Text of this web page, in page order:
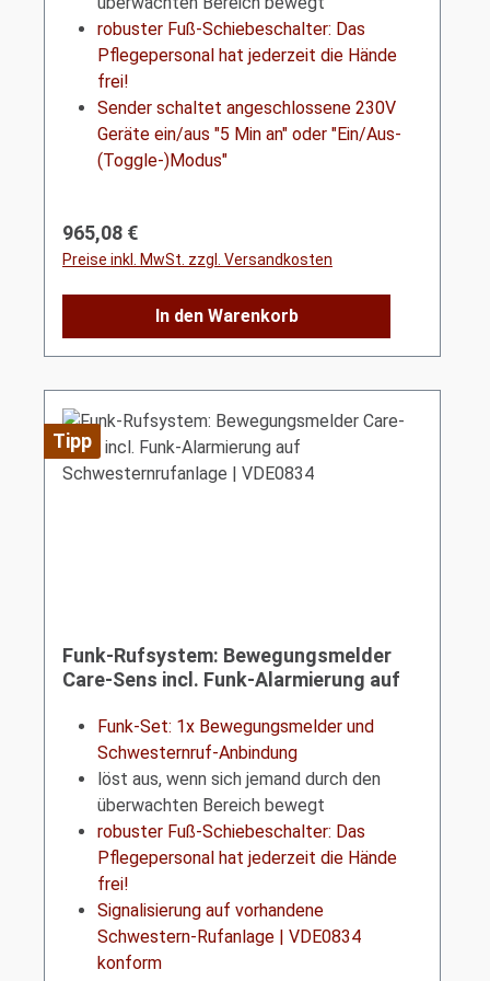
robuster Fuß-Schiebeschalter: Das
Pflegepersonal hat jederzeit die Hände
frei!
Sender schaltet angeschlossene 230V
Geräte ein/aus "5 Min an" oder "Ein/Aus-
(Toggle-)Modus"
Regulärer Preis:
965,08 €
Preise inkl. MwSt. zzgl. Versandkosten
In den Warenkorb
Tipp
Funk-Rufsystem: Bewegungsmelder
Care-Sens incl. Funk-Alarmierung auf
Funk-Set: 1x Bewegungsmelder und
Schwesternruf-Anbindung
löst aus, wenn sich jemand durch den
überwachten Bereich bewegt
robuster Fuß-Schiebeschalter: Das
Pflegepersonal hat jederzeit die Hände
frei!
Signalisierung auf vorhandene
Schwestern-Rufanlage | VDE0834
konform